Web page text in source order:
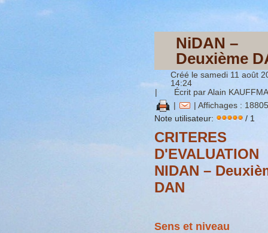
NiDAN –
Deuxième
Créé le samedi 11 août
14:24
|
Écrit par Alain
|
| Affichages : 18805
Note utilisateur:
/ 1
CRITERES
D'EVALUATION
NIDAN –
DAN
Sens et niveau